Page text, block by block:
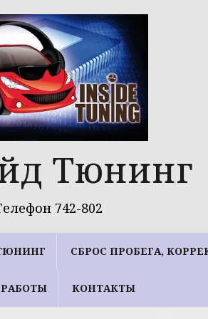
Тюнинг
742-802
СБРОС ПРОБЕГА,
КОНТАКТЫ